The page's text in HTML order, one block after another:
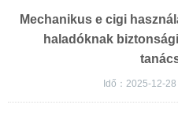
Mechanikus e cigi
haladóknak
Idő：2025-12-28